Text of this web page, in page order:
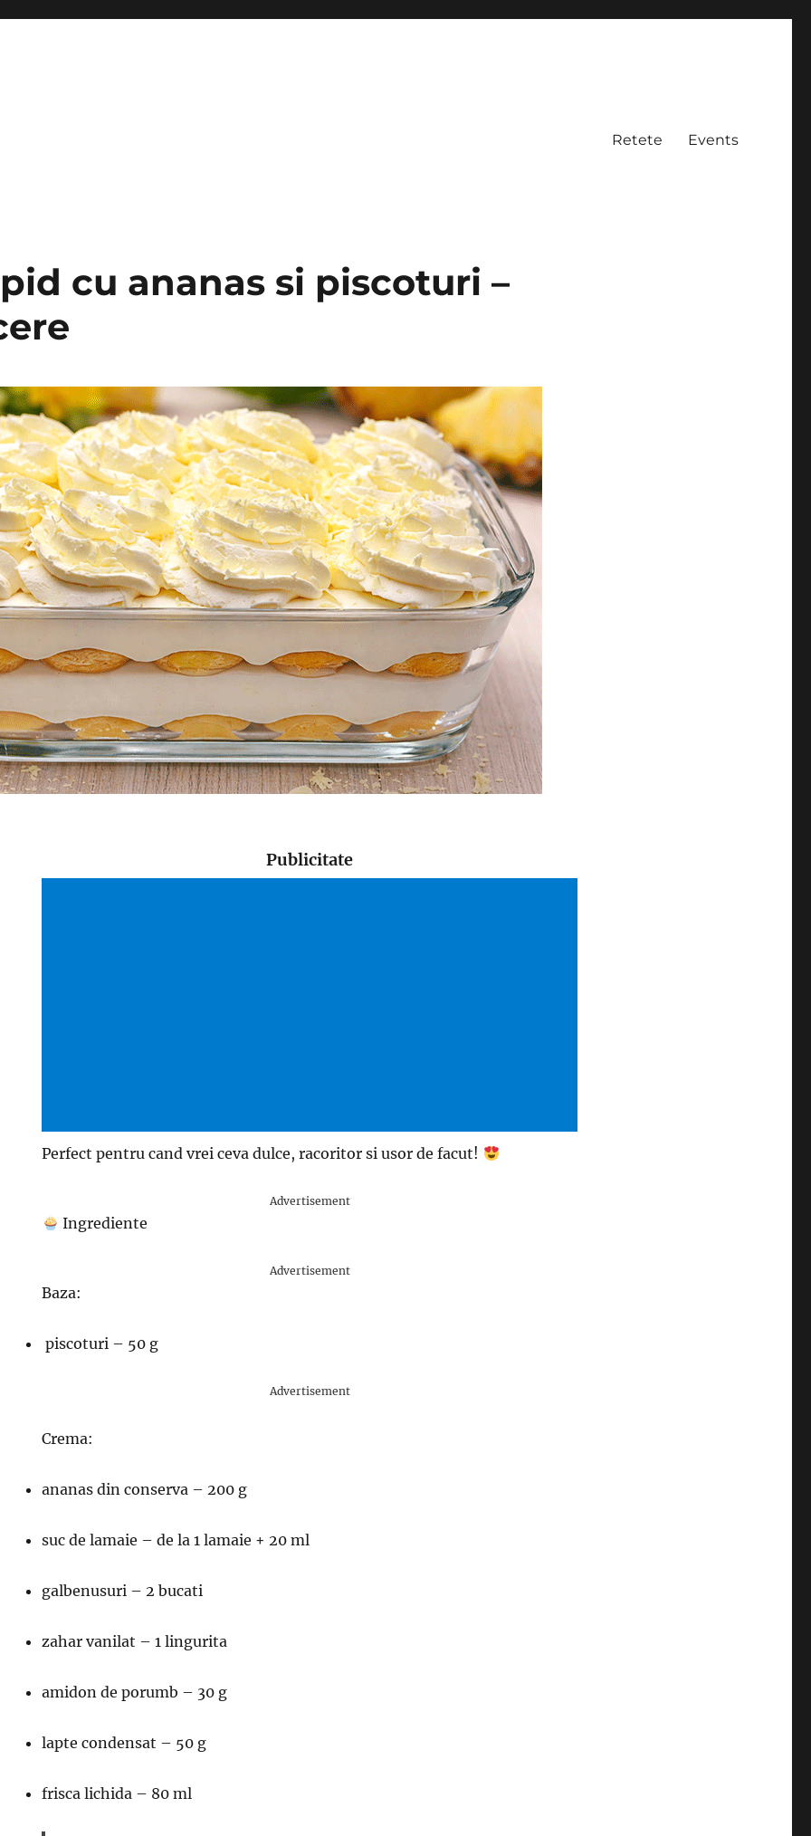
Retete Events
cu ananas si piscoturi –
Publicitate
Perfect pentru cand vrei ceva dulce, racoritor si usor de facut!
Advertisement
Ingrediente
Advertisement
Baza:
piscoturi – 50 g
Advertisement
Crema:
ananas din conserva – 200 g
suc de lamaie – de la 1 lamaie + 20 ml
galbenusuri – 2 bucati
zahar vanilat – 1 lingurita
amidon de porumb – 30 g
lapte condensat – 50 g
frisca lichida – 80 ml